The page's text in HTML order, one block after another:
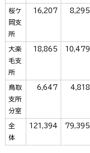
桜ケ
岡支
所
16,207 8,295
大楽
毛支
所
18,865 10,479
鳥取
支所
分室
6,647 4,818
全
体
121,394 79,395